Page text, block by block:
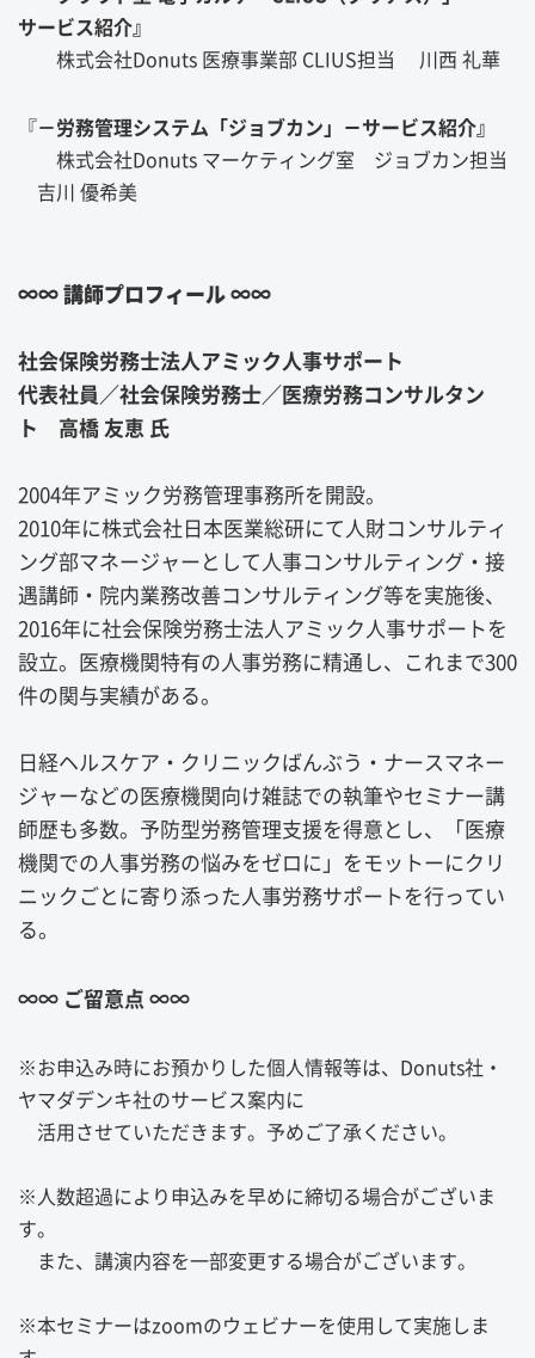
サービス紹介』
株式会社Donuts 医療事業部 CLIUS担当 川西 礼華
『－労務管理システム「ジョブカン」 －サービス紹介』
株式会社Donuts マーケティング室 ジョブカン担当
吉川 優希美
∞∞ 講師プロフィール ∞∞
社会保険労務士法人アミック人事サポート
代表社員／社会保険労務士／医療労務コンサルタン
ト 高橋 友恵 氏
2004年アミック労務管理事務所を開設。
2010年に株式会社日本医業総研にて人財コンサルティ
ング部マネージャーとして人事コンサルティング・接
遇講師・院内業務改善コンサルティング等を実施後、
2016年に社会保険労務士法人アミック人事サポートを
設立。医療機関特有の人事労務に精通し、これまで300
件の関与実績がある。
日経ヘルスケア・クリニックばんぶう・ナースマネー
ジャーなどの医療機関向け雑誌での執筆やセミナー講
師歴も多数。予防型労務管理支援を得意とし、「医療
機関での人事労務の悩みをゼロに」をモットーにクリ
ニックごとに寄り添った人事労務サポートを行ってい
る。
∞∞ ご留意点 ∞∞
※お申込み時にお預かりした個人情報等は、Donuts社・
ヤマダデンキ社のサービス案内に
活用させていただきます。予めご了承ください。
※人数超過により申込みを早めに締切る場合がございま
す。
また、講演内容を一部変更する場合がございます。
※本セミナーはzoomのウェビナーを使用して実施しま